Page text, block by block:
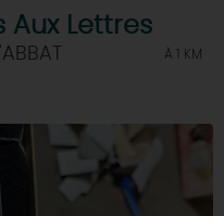
Aux Lettres
À 1 KM